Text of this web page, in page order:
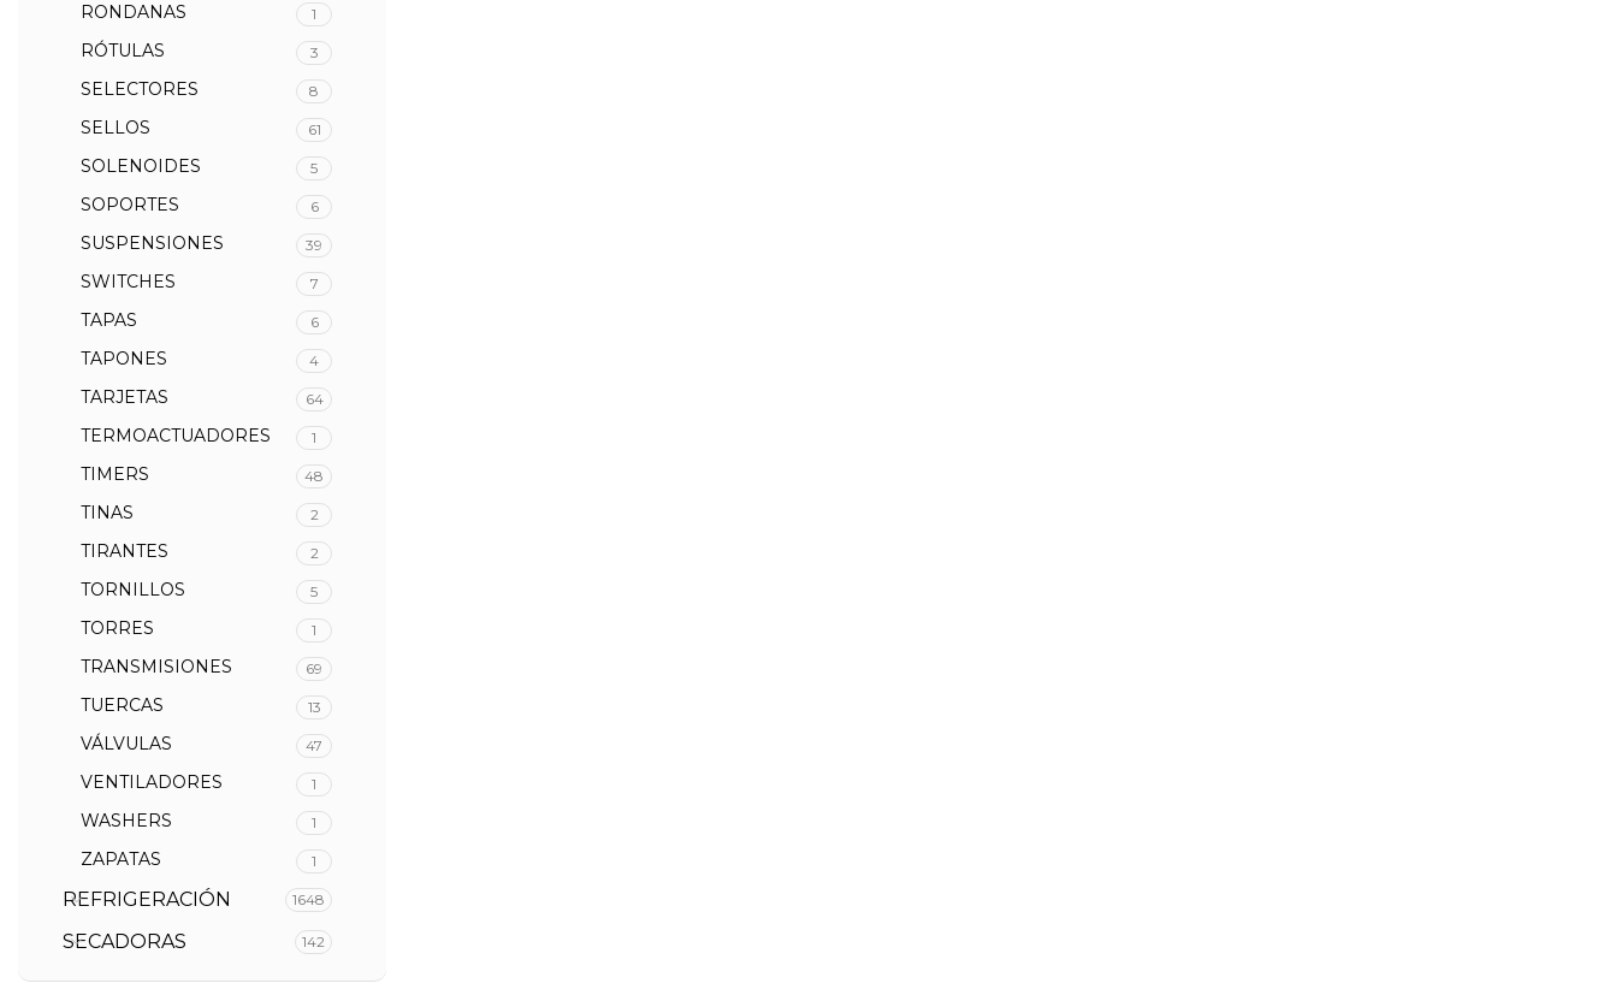
RONDANAS 1
RÓTULAS 3
SELECTORES 8
SELLOS 61
SOLENOIDES 5
SOPORTES 6
SUSPENSIONES 39
SWITCHES 7
TAPAS 6
TAPONES 4
TARJETAS 64
TERMOACTUADORES 1
TIMERS 48
TINAS 2
TIRANTES 2
TORNILLOS 5
TORRES 1
TRANSMISIONES 69
TUERCAS 13
VÁLVULAS 47
VENTILADORES 1
WASHERS 1
ZAPATAS 1
REFRIGERACIÓN 1648
SECADORAS 142